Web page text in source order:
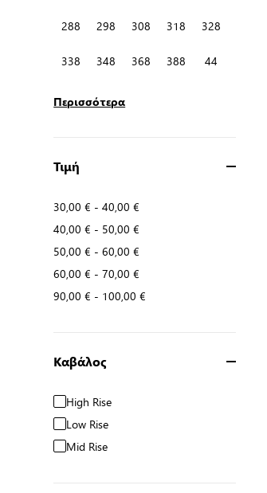
288 298 308 318
328
338
348 368 388 44
Περισσότερα
Τιμή
30,00 € -40,00 €
40,00 € - 50,00 €
50,00 € -60,00 €
60,00 € -70,00 €
90,00 € - 100,00 €
Καβάλος
High Rise
Low Rise
Mid Rise